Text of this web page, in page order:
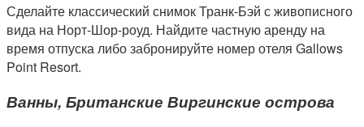
Сделайте классический снимок Транк-Бэй с живописного
вида на Норт-Шор-роуд. Найдите частную аренду на
время отпуска либо забронируйте номер отеля Gallows
Point Resort.
Ванны, Британские Виргинские острова